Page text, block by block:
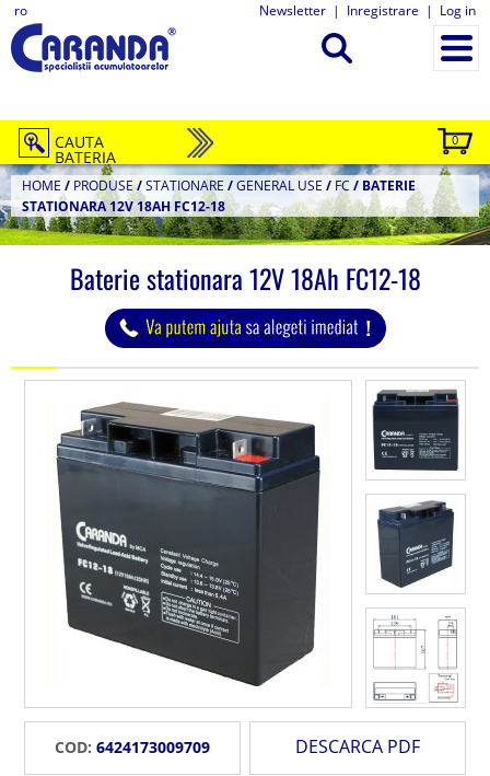
ro Newsletter | Inregistrare | Log in
0
CAUTA
BATERIA
HOME / PRODUSE/STATIONARE /GENERAL USE / FC / BATERIE
STATIONARA 12V 18AH FC12-18
Baterie stationara 12V 18Ah FC12-18
COD: 6424173009709 DESCARCA PDF